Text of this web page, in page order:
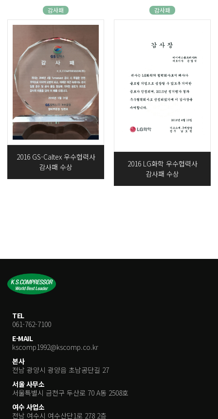
감사패
2016 GS-Caltex 우수협력사
감사패 수상
감사패
2016 LG화학 우수협력사
감사패 수상
TEL
061-762-7100
E-MAIL
kscomp1992@kscomp.co.kr
본사
전남 광양시 광양읍 초남공단길 27
서울 사무소
서울특별시 금천구 두산로 70 A동 2508호
여수 사업소
전남 여수시 여수산단1로 278 2층